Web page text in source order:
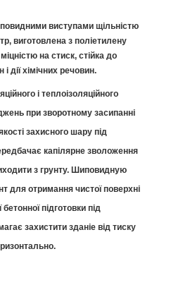
виступами щільністю
виготовлена з поліетилену
на стиск, стійка до
дії хімічних речовин.
і теплоізоляційного
при зворотному засипанні
захисного шару під
капілярне зволоження
з грунту. Шиповидную
для отримання чистої поверхні
підготовки під
захистити зданіе від тиску